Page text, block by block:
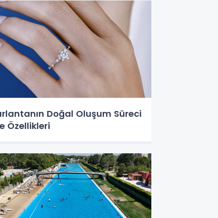
Doğal Oluşum Süreci
Özellikleri